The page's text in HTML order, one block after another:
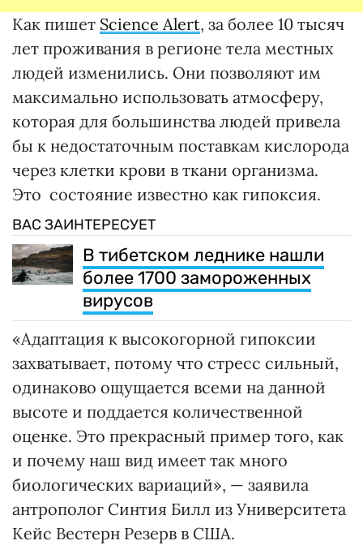
Как пишет Science Alert, за более 10 тысяч
лет проживания в регионе тела местных
людей изменились. Они позволяют им
максимально использовать атмосферу,
которая для большинства людей привела
бы к недостаточным поставкам кислорода
через клетки крови в ткани организма.
Это состояние известно как гипоксия.
ВАС ЗАИНТЕРЕСУЕТ
В тибетском леднике нашли
более 1700 замороженных
вирусов
«Адаптация к высокогорной гипоксии
захватывает, потому что стресс сильный,
одинаково ощущается всеми на данной
высоте и поддается количественной
оценке. Это прекрасный пример того, как
и почему наш вид имеет так много
биологических вариаций», — заявила
антрополог Синтия Билл из Университета
Кейс Вестерн Резерв в США.